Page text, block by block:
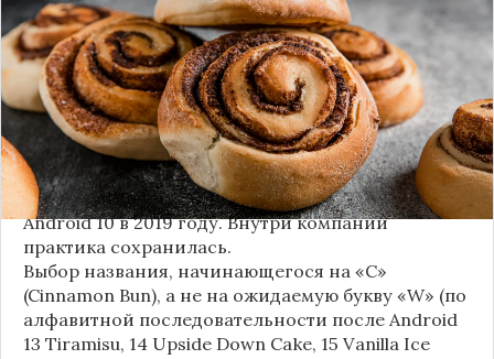
ожидается в 2026 году, разрабатывается под
названием«Cinnamon Bun»(«Булочка с
корицей»).
Это решение продолжает знаменитую традицию
Google называть версии Android в честь
сладостей и десертов (Cupcake, Donut, KitKat и
т.д.), хотя компанияпрекратила публично
использовать эти именас момента выхода
Android 10 в 2019 году. Внутри компании
практика сохранилась.
Выбор названия, начинающегося на «C»
(Cinnamon Bun), а не на ожидаемую букву «W» (по
алфавитной последовательности после Android
13 Tiramisu, 14 Upside Down Cake, 15 Vanilla Ice